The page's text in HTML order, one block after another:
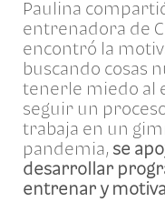
Paulina
entrenadora de
encontró la
buscando cosas
tenerle miedo al
seguir un
trabaja en un
pandemia, se
desarrollar
entrenar y